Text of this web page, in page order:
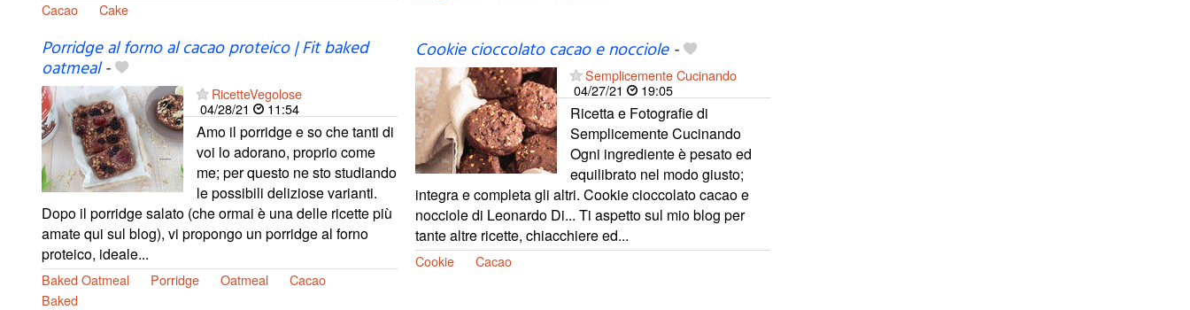
Cacao Cake
Porridge al forno al cacao proteico | Fit baked
oatmeal-
RicetteVegolose
04/28/21
11:54
Amo il porridge e so che tanti di
voi lo adorano, proprio come
me; per questo ne sto studiando
le possibili deliziose varianti.
Dopo il porridge salato (che ormai è una delle ricette più
amate qui sul blog), vi propongo un porridge al forno
proteico, ideale...
Baked Oatmeal Porridge Oatmeal
Cacao
Baked
Cookie cioccolato cacao e nocciole-
Semplicemente Cucinando
04/27/21
19:05
Ricetta e Fotografie di
Semplicemente Cucinando
Ogni ingrediente è pesato ed
equilibrato nel modo giusto;
integra e completa gli altri. Cookie cioccolato cacao e
nocciole di Leonardo Di... Ti aspetto sul mio blog per
tante altre ricette, chiacchiere ed...
Cookie Cacao